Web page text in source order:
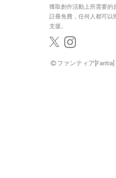
獲取創作活動上所需要的
註冊免費，任何人都可以
支援。
ファンティア[Fantia]